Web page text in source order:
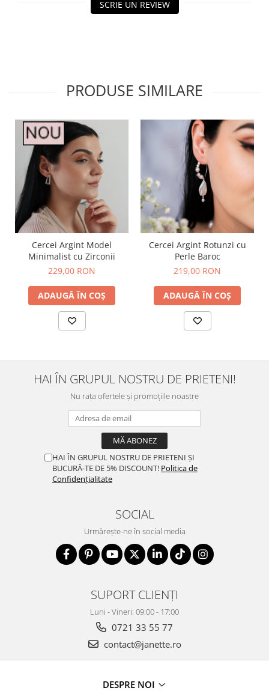
SCRIE UN REVIEW
PRODUSE SIMILARE
Cercei Argint Model
Minimalist cu Zirconii
229,00 RON
ADAUGĂ ÎN COȘ
Cercei Argint Rotunzi cu
Perle Baroc
219,00 RON
ADAUGĂ ÎN COȘ
HAI ÎN GRUPUL NOSTRU DE PRIETENI!
Nu rata ofertele și promoțiile noastre
HAI ÎN GRUPUL NOSTRU DE PRIETENI ȘI
BUCURĂ-TE DE 5% DISCOUNT! Politica de
Confidențialitate
SOCIAL
Urmărește-ne în social media
SUPORT CLIENȚI
Luni - Vineri: 09:00 - 17:00
0721 33 55 77
contact@janette.ro
DESPRE NOI